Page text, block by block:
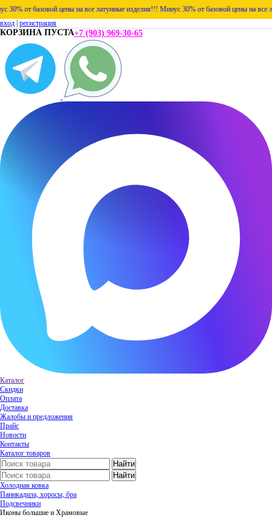
от базовой цены на все латунные изделия!!! Минус 30% от базовой цены на все
вход регистрация
КОРЗИНА ПУСТА+7 (903) 969-30-65
Каталог
Скидки
Оплата
Доставка
Жалобы и предложения
Прайс
Новости
Контакты
Каталог товаров
Холодная ковка
Паникадила, хоросы, бра
Подсвечники
Иконы большие и Храмовые